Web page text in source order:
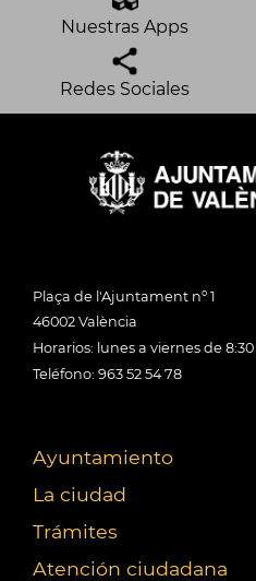
Nuestras Apps
Redes Sociales
Plaça de l'Ajuntament nº 1
46002 València
Horarios: lunes a viernes de
Teléfono: 963 52 54 78
Ayuntamiento
La ciudad
Trámites
Atención ciudadana